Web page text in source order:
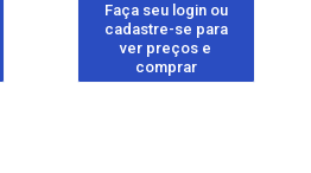
Faça seu login ou
cadastre-se para
ver preços e
comprar